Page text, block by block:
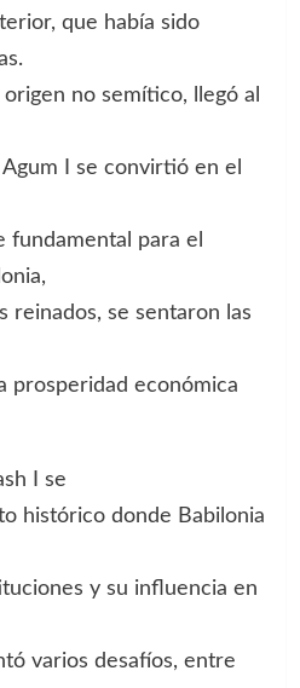
que había sido
no semítico, llegó al
I se convirtió en el
fundamental para el
reinados, se sentaron las
prosperidad económica
I se
histórico donde Babilonia
y su influencia en
varios desafíos, entre